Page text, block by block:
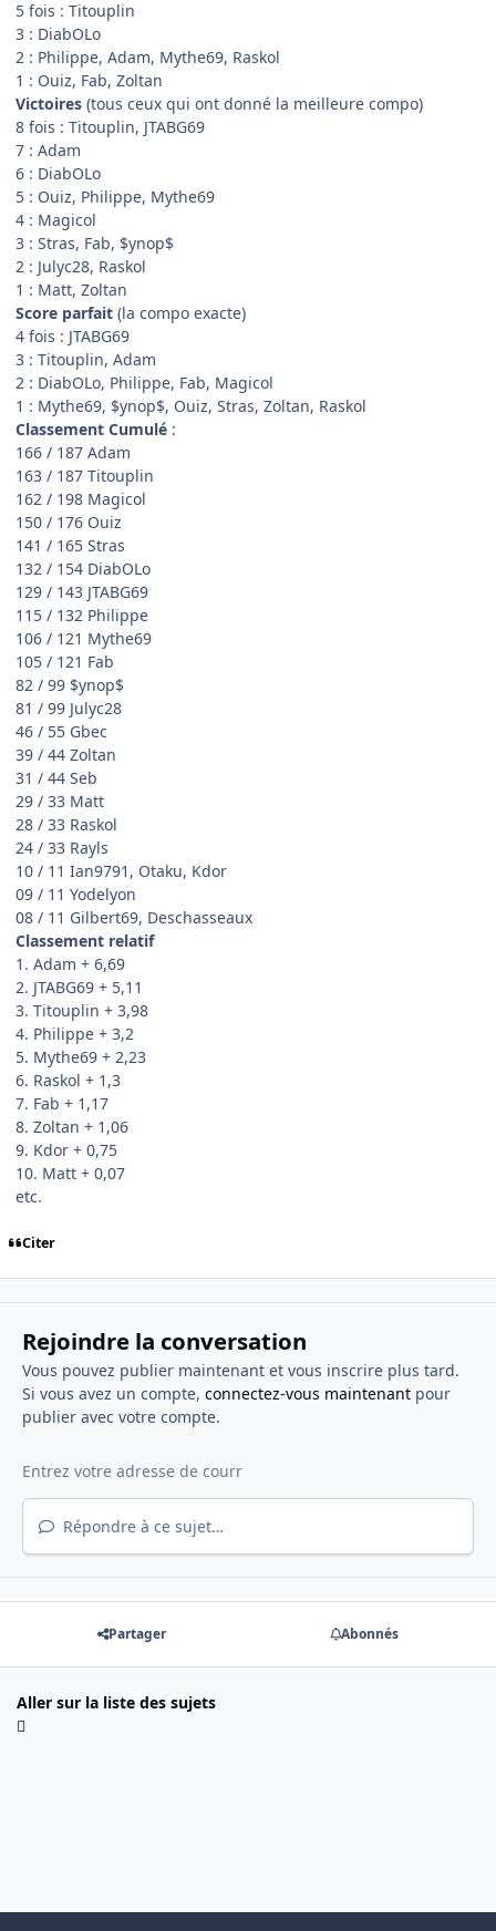
5 fois : Titouplin
3 : DiabOLo
2 : Philippe, Adam, Mythe69, Raskol
1 : Ouiz, Fab, Zoltan
Victoires (tous ceux qui ont donné la meilleure compo)
8 fois : Titouplin, JTABG69
7 : Adam
6 : DiabOLo
5 : Ouiz, Philippe, Mythe69
4 : Magicol
3 : Stras, Fab, $ynop$
2 : Julyc28, Raskol
1 : Matt, Zoltan
Score parfait (la compo exacte)
4 fois : JTABG69
3 : Titouplin, Adam
2 : DiabOLo, Philippe, Fab, Magicol
1 : Mythe69, $ynop$, Ouiz, Stras, Zoltan, Raskol
Classement Cumulé :
166 / 187 Adam
163 / 187 Titouplin
162 / 198 Magicol
150 / 176 Ouiz
141 / 165 Stras
132 / 154 DiabOLo
129 / 143 JTABG69
115 / 132 Philippe
106 / 121 Mythe69
105 / 121 Fab
82 / 99 $ynop$
81 / 99 Julyc28
46 / 55 Gbec
39 / 44 Zoltan
31 / 44 Seb
29 / 33 Matt
28 / 33 Raskol
24 / 33 Rayls
10 / 11 Ian9791, Otaku, Kdor
09 / 11 Yodelyon
08 / 11 Gilbert69, Deschasseaux
Classement relatif
1. Adam + 6,69
2. JTABG69 + 5,11
3. Titouplin + 3,98
4. Philippe + 3,2
5. Mythe69 + 2,23
6. Raskol + 1,3
7. Fab + 1,17
8. Zoltan + 1,06
9. Kdor + 0,75
10. Matt + 0,07
etc.
Citer
Rejoindre la conversation
Vous pouvez publier maintenant et vous inscrire plus tard.
Si vous avez un compte, connectez-vous maintenantpour
publier avec votre compte.
Répondre à ce sujet…
Partager Abonnés
Aller sur la liste des sujets